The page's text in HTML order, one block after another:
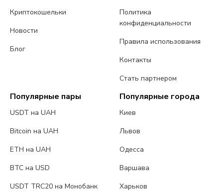
Криптокошельки
Новости
Блог
Политика
конфиденциальности
Правила использования
Контакты
Стать партнером
Популярные пары
USDT на UAH
Bitcoin на UAH
ETH на UAH
BTC на USD
USDT TRC20 на Монобанк
Популярные города
Киев
Львов
Одесса
Варшава
Харьков